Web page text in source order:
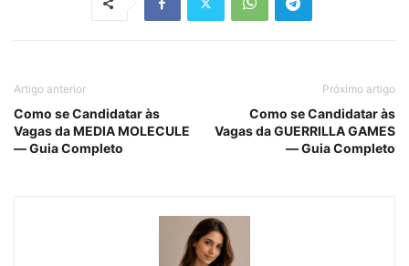
Artigo anterior
Como se Candidatar às
Vagas da MEDIA MOLECULE
— Guia Completo
Próximo artigo
Como se Candidatar às
Vagas da GUERRILLA GAMES
— Guia Completo